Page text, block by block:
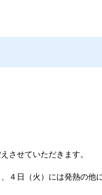
させていただきます。
４日（火）には発熱の